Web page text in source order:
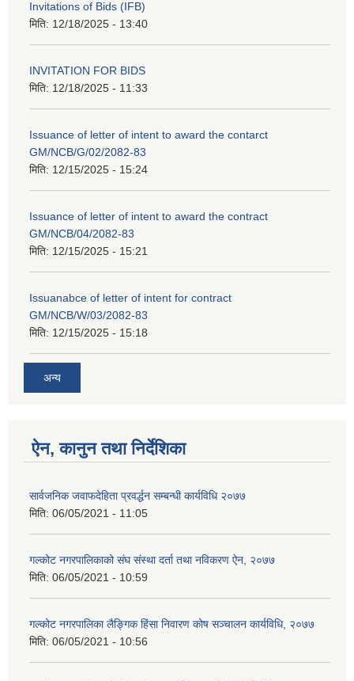
Invitations of Bids (IFB)
मिति: 12/18/2025 - 13:40
INVITATION FOR BIDS
मिति: 12/18/2025 - 11:33
Issuance of letter of intent to award the contarct
GM/NCB/G/02/2082-83
मिति: 12/15/2025 - 15:24
Issuance of letter of intent to award the contract
GM/NCB/04/2082-83
मिति: 12/15/2025 - 15:21
Issuanabce of letter of intent for contract
GM/NCB/W/03/2082-83
मिति: 12/15/2025 - 15:18
अन्य
ऐन, कानुन तथा निर्देशिका
सार्वजनिक जवाफदेहिता प्रवर्द्धन सम्बन्धी कार्यविधि २०७७
मिति: 06/05/2021 - 11:05
गल्कोट नगरपालिकाको संघ संस्था दर्ता तथा नविकरण ऐन, २०७७
मिति: 06/05/2021 - 10:59
गल्कोट नगरपालिका लैङ्गिक हिंसा निवारण कोष सञ्चालन कार्यविधि, २०७७
मिति: 06/05/2021 - 10:56